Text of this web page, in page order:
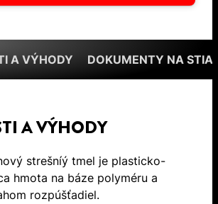
A VÝHODY DOKUMENTY NA
A VÝHODY
strešníý tmel je plasticko-
hmota na báze polyméru a
rozpúšťadiel.